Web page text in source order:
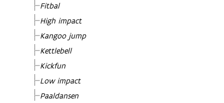
Fitbal
High impact
Kangoo jump
Kettlebell
Kickfun
Low impact
Paaldansen